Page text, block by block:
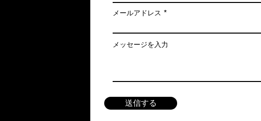
メールアドレス
メッセージを入力
送信する